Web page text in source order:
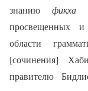
знаниюфикха
просвещенных
области
[сочинения]
правителю